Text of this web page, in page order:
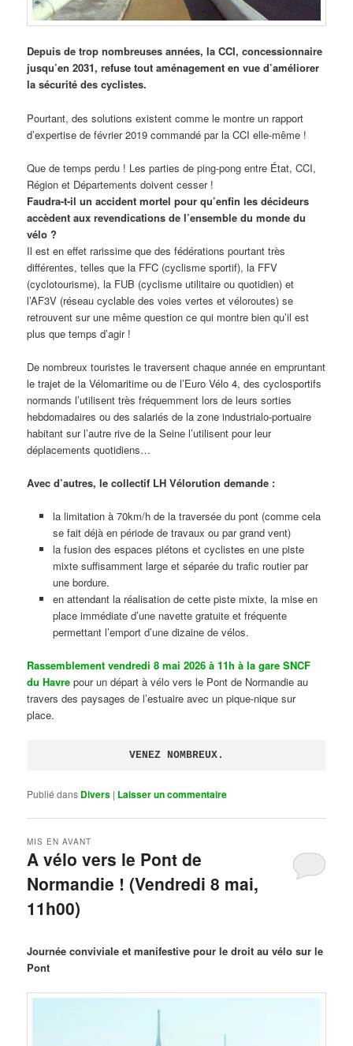
Depuis de trop nombreuses années, la CCI, concessionnaire
jusqu’en 2031, refuse tout aménagement en vue d’améliorer
la sécurité des cyclistes.
Pourtant, des solutions existent comme le montre un rapport
d’expertise de février 2019 commandé par la CCI elle-même !
Que de temps perdu ! Les parties de ping-pong entre État, CCI,
Région et Départements doivent cesser !
Faudra-t-il un accident mortel pour qu’enfin les décideurs
accèdent aux revendications de l’ensemble du monde du
vélo ?
Il est en effet rarissime que des fédérations pourtant très
différentes, telles que la FFC (cyclisme sportif), la FFV
(cyclotourisme), la FUB (cyclisme utilitaire ou quotidien) et
l’AF3V (réseau cyclable des voies vertes et véloroutes) se
retrouvent sur une même question ce qui montre bien qu’il est
plus que temps d’agir !
De nombreux touristes le traversent chaque année en empruntant
le trajet de la Vélomaritime ou de l’Euro Vélo 4, des cyclosportifs
normands l’utilisent très fréquemment lors de leurs sorties
hebdomadaires ou des salariés de la zone industrialo-portuaire
habitant sur l’autre rive de la Seine l’utilisent pour leur
déplacements quotidiens…
Avec d’autres, le collectif LH Vélorution demande :
la limitation à 70km/h de la traversée du pont (comme cela
se fait déjà en période de travaux ou par grand vent)
la fusion des espaces piétons et cyclistes en une piste
mixte suffisamment large et séparée du trafic routier par
une bordure.
en attendant la réalisation de cette piste mixte, la mise en
place immédiate d’une navette gratuite et fréquente
permettant l’emport d’une dizaine de vélos.
Rassemblement vendredi 8 mai 2026 à 11h à la gare SNCF
du Havre pour un départ à vélo vers le Pont de Normandie au
travers des paysages de l’estuaire avec un pique-nique sur
place.
VENEZ NOMBREUX.
Publié dans Divers | Laisser un commentaire
A vélo vers le Pont de
Normandie ! (Vendredi 8 mai,
11h00)
MIS EN AVANT
Journée conviviale et manifestive pour le droit au vélo sur le
Pont